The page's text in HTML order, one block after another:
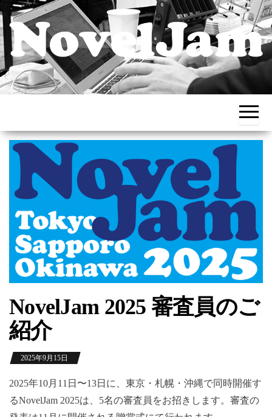
出版創作イ
ベルジャ
ム） – NPO法
人HON.jp
チー
ムで
創作
NovelJam 2025 審査員のご
紹介
2025年9月15日
2025年10月11日〜13日に、東京・札幌・沖縄で同時開催す
るNovelJam 2025は、5名の審査員をお招きします。審査の